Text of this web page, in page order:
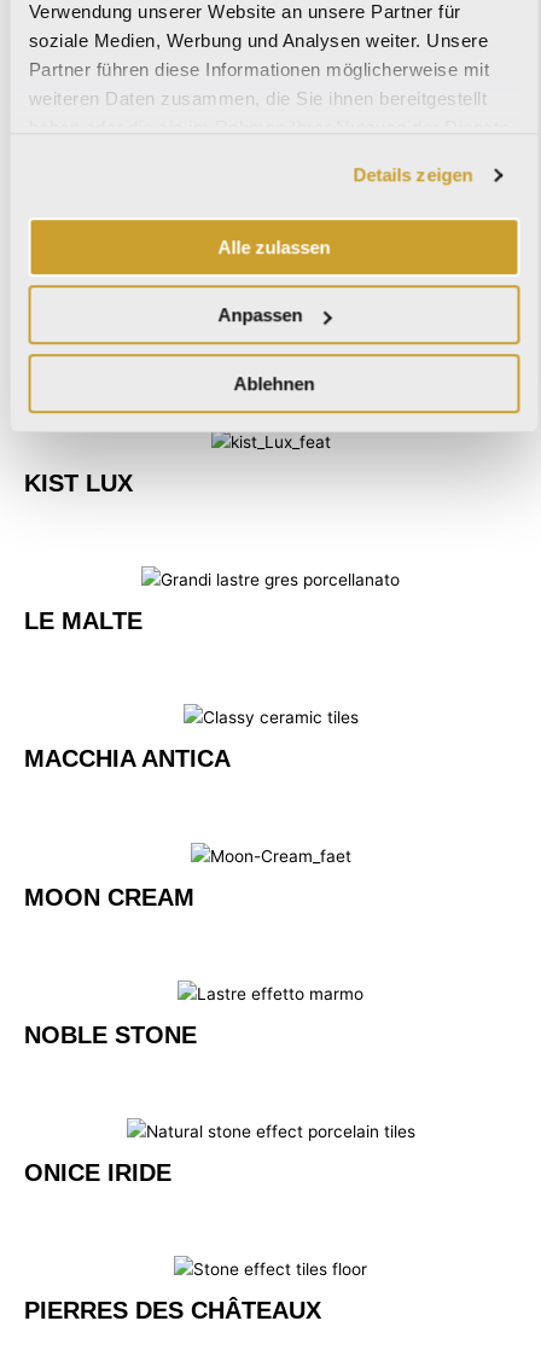
Verwendung unserer Website an unsere Partner für
soziale Medien, Werbung und Analysen weiter. Unsere
Partner führen diese Informationen möglicherweise mit
weiteren Daten zusammen, die Sie ihnen bereitgestellt
Details zeigen
Alle zulassen
Anpassen
Ablehnen
IMPERIAL
KIST
KIST LUX
LE MALTE
MACCHIA ANTICA
MOON CREAM
NOBLE STONE
ONICE IRIDE
PIERRES DES CHÂTEAUX